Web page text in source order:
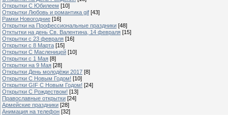
Открытки С Юбилеем [10]
Открытки Любовь и романтика gif [43]
Рамки Новогодние [16]
Открытки на Профессиональные праздники [48]
Отктытки на день Св. Валентина, 14 февраля [15]
Открытки с 23 февраля [16]
Открытки с 8 Марта [15]
Открытки С Масленицей [10]
Открытки с 1 Мая [8]
Открытки на 9 Мая [28]
Открытки День молодёжи 2017 [8]
Открытки С Новым Годом! [10]
Открытки GIF С Новым Годом! [24]
Открытки С Рождеством! [13]
Православные открытки [24]
Армейские праздники [28]
Анимация на телефон [32]